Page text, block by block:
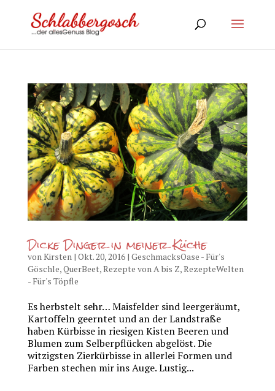
Dicke Dinger in meiner Küche
vonKirsten| Okt. 20, 2016| GeschmacksOase - Für's
Göschle,QuerBeet,Rezepte von A bis Z,RezepteWelten
- Für's Töpfle
Es herbstelt sehr… Maisfelder sind leergeräumt,
Kartoffeln geerntet und an der Landstraße
haben Kürbisse in riesigen Kisten Beeren und
Blumen zum Selberpflücken abgelöst. Die
witzigsten Zierkürbisse in allerlei Formen und
Farben stechen mir ins Auge. Lustig...